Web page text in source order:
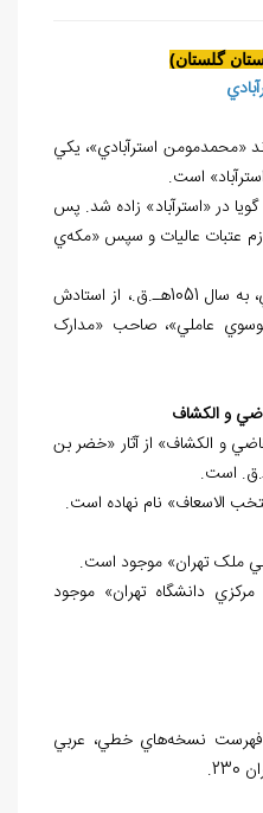
گلستان)
استرآبادي»، يکي
است.
در «استرآباد» زاده شد. پس
عتبات عاليات و سپس «مکه‌ي
محمدمحسن يا محسن استرآبادي، به سال 1051هـ.ق.، از استادش
عاملي»، صاحب «مدارک
و الکشاف
و الکشاف» از آثار «خضر بن
الاسعاف» نام نهاده است.
دانشگاه تهران» موجود
علماي شيعه 87، 151؛ فهرست نسخه‌هاي خطي، عربي